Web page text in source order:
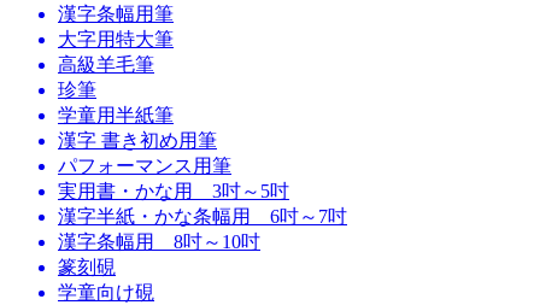
漢字条幅用筆
大字用特大筆
高級羊毛筆
珍筆
学童用半紙筆
漢字 書き初め用筆
パフォーマンス用筆
実用書・かな用 3吋～5吋
漢字半紙・かな条幅用 6吋～7吋
漢字条幅用 8吋～10吋
篆刻硯
学童向け硯